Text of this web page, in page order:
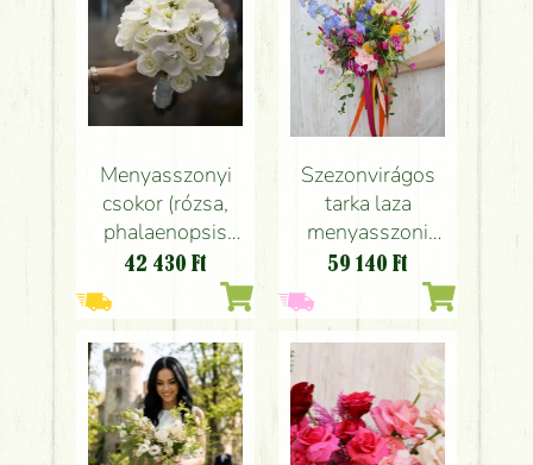
Menyasszonyi
csokor (rózsa,
phalaenopsis
orchidea, fehér)
42 430 Ft
Szezonvirágos
tarka laza
menyasszoni
csokor angol
59 140 Ft